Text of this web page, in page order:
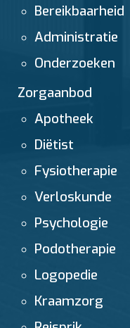
Bereikbaarheid
Administratie
Onderzoeken
Zorgaanbod
Apotheek
Diëtist
Fysiotherapie
Verloskunde
Psychologie
Podotherapie
Logopedie
Kraamzorg